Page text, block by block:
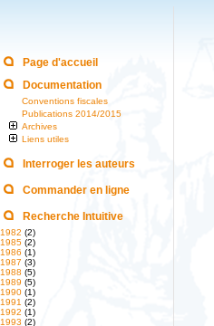
Page d'accueil
Documentation
Conventions fiscales
Publications 2014/2015
Archives
Liens utiles
Interroger les auteurs
Commander en ligne
Recherche Intuitive
1982 (2)
1985 (2)
1986 (1)
1987 (3)
1988 (5)
1989 (5)
1990 (1)
1991 (2)
1992 (1)
1993 (2)